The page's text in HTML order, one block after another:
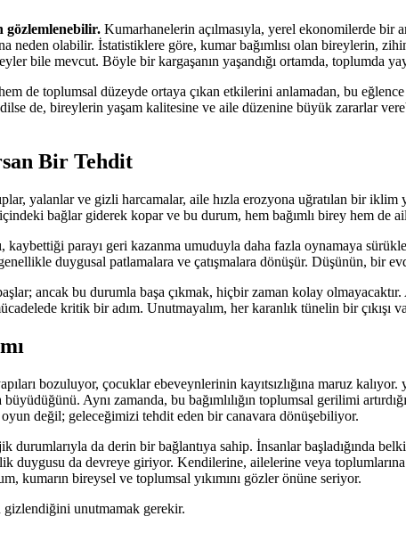
gözlemlenebilir. Kumarhanelerin açılmasıyla, yerel ekonomilerde bir
neden olabilir. İstatistiklere göre, kumar bağımlısı olan bireylerin,
bile mevcut. Böyle bir kargaşanın yaşandığı ortamda, toplumda
de toplumsal düzeyde ortaya çıkan etkilerini anlamadan, bu
de, bireylerin yaşam kalitesine ve aile düzenine büyük zararlar
Bir Tehdit
yalanlar ve gizli harcamalar, aile hızla erozyona uğratılan bir iklim
bağlar giderek kopar ve bu durum, hem bağımlı birey hem de
kaybettiği parayı geri kazanma umuduyla daha fazla oynamaya
duygusal patlamalara ve çatışmalara dönüşür. Düşünün, bir
ancak bu durumla başa çıkmak, hiçbir zaman kolay
kritik bir adım. Unutmayalım, her karanlık tünelin bir çıkışı
bozuluyor, çocuklar ebeveynlerinin kayıtsızlığına maruz
Aynı zamanda, bu bağımlılığın toplumsal gerilimi
değil; geleceğimizi tehdit eden bir canavara dönüşebiliyor.
durumlarıyla da derin bir bağlantıya sahip. İnsanlar başladığında
duygusu da devreye giriyor. Kendilerine, ailelerine veya
kumarın bireysel ve toplumsal yıkımını gözler önüne seriyor.
gizlendiğini unutmamak gerekir.